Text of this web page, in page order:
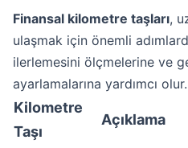
Finansal kilometre taşları,
ulaşmak için önemli
ilerlemesini ölçmelerine ve
ayarlamalarına yardımcı olur.
Kilometre
Taşı
Açıklama